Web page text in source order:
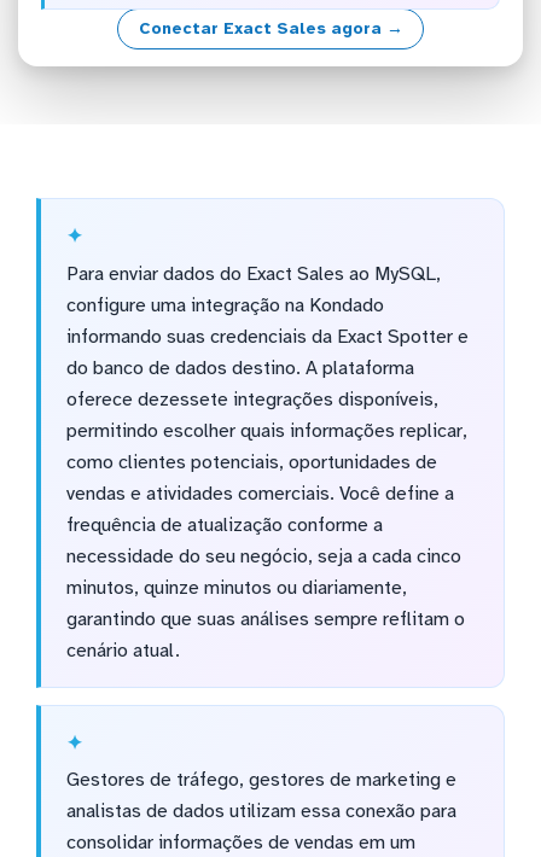
Conectar Exact Sales agora →
Para enviar dados do Exact Sales ao MySQL,
configure uma integração na Kondado
informando suas credenciais da Exact Spotter e
do banco de dados destino. A plataforma
oferece dezessete integrações disponíveis,
permitindo escolher quais informações replicar,
como clientes potenciais, oportunidades de
vendas e atividades comerciais. Você define a
frequência de atualização conforme a
necessidade do seu negócio, seja a cada cinco
minutos, quinze minutos ou diariamente,
garantindo que suas análises sempre reflitam o
cenário atual.
Gestores de tráfego, gestores de marketing e
analistas de dados utilizam essa conexão para
consolidar informações de vendas em um